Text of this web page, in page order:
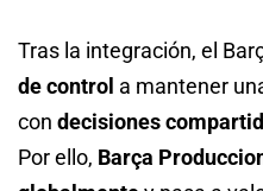
Tras la integración, el
de control a mantener
con decisiones
Por ello, Barça